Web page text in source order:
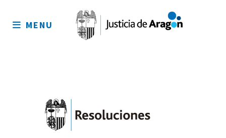
sitio
MENU